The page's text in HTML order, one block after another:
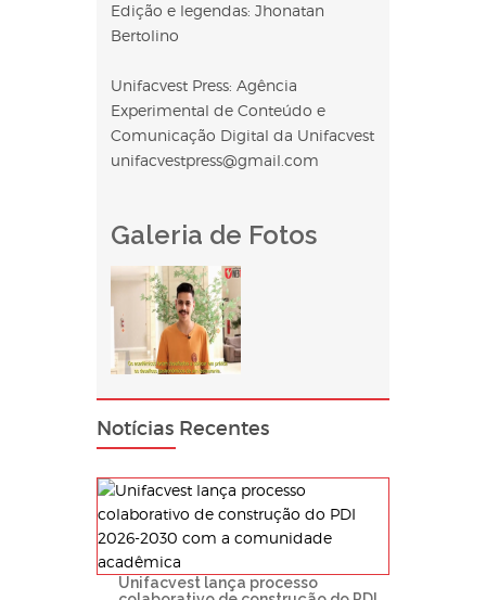
Edição e legendas: Jhonatan
Bertolino
Unifacvest Press: Agência
Experimental de Conteúdo e
Comunicação Digital da Unifacvest
unifacvestpress@gmail.com
Galeria de Fotos
Notícias Recentes
Unifacvest lança processo